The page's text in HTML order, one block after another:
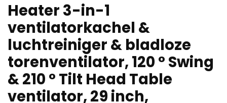
Heater 3-in-1
ventilatorkachel &
luchtreiniger & bladloze
torenventilator, 120 ° Swing
& 210 ° Tilt Head Table
ventilator, 29 inch,